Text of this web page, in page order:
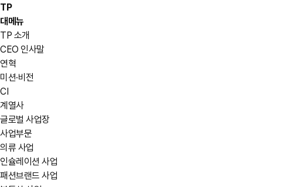
TP
대메뉴
TP 소개
CEO 인사말
연혁
미션·비전
CI
계열사
글로벌 사업장
사업부문
의류 사업
인슐레이션 사업
패션브랜드 사업